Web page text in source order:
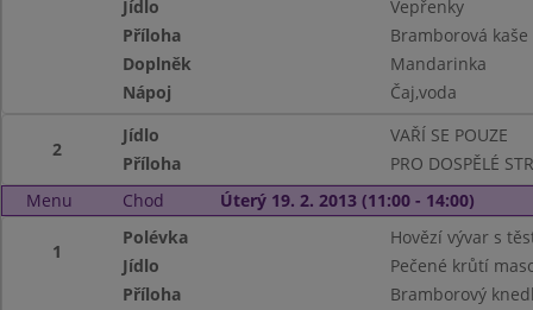
Jídlo
Vepřenky
Příloha
Bramborová kaše
Doplněk
Mandarinka
Nápoj
Čaj,voda
2
Jídlo
VAŘÍ SE POUZE
Příloha
PRO DOSPĚLÉ
Menu
Chod Úterý 19. 2. 2013 (11:00 - 14:00)
1
Polévka
Hovězí vývar s
Jídlo
Pečené krůtí
Příloha
Bramborový